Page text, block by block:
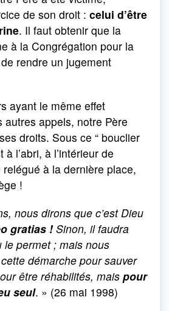
de son droit : celui d’être
. Il faut obtenir que la
à la Congrégation pour la
rendre un jugement
ayant le même effet
autres appels, notre Père
droits. Sous ce “ bouclier
l’abri, à l’intérieur de
relégué à la dernière place,
!
nous dirons que c’est Dieu
gratias !Sinon, il faudra
le permet ; mais nous
démarche pour sauver
être réhabilités, mais pour
seul. » (26 mai 1998)